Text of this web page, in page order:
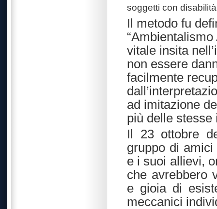
soggetti con
Il metodo fu
vitale insita
non essere
facilmente
ad imitazione
più delle stesse
Il 23 ottobre
gruppo di
e i suoi allievi,
che avrebbero
e gioia di
meccanici